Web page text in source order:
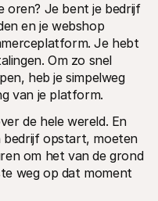
Mollie
oren? Je bent je bedrijf
en je webshop
Je hebt
Om zo snel
heb je simpelweg
van je platform.
de hele wereld. En
bedrijf opstart, moeten
om het van de grond
weg op dat moment